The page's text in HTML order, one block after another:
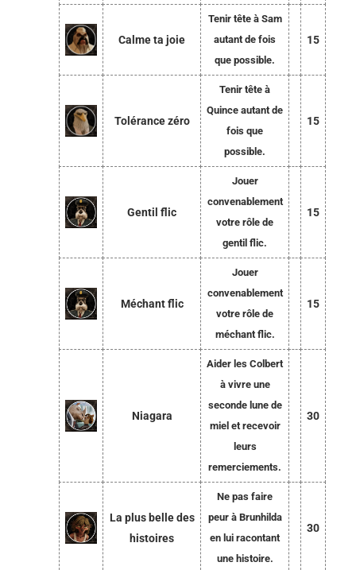
Calme ta joie
Tenir tête à Sam
autant de fois
que possible.
15
Tolérance zéro
Tenir tête à
Quince autant de
fois que
possible.
15
Gentil flic
Jouer
convenablement
votre rôle de
gentil flic.
15
Méchant flic
Jouer
convenablement
votre rôle de
méchant flic.
15
Niagara
Aider les Colbert
à vivre une
seconde lune de
miel et recevoir
leurs
remerciements.
30
La plus belle des
histoires
Ne pas faire
peur à Brunhilda
en lui racontant
une histoire.
30